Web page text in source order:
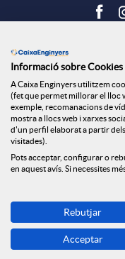
r
x
e
s
S
o
c
i
o
n
a
l
a
d
©
Informació sobre Cookies
A Caixa Enginyers utilitzem
(fet que permet millorar el lloc
exemple, recomanacions de
mostra a llocs web i xarxes
d'un perfil elaborat a partir
visitades).
Pots acceptar, configurar o
en aquest avís. Si necessites
Rebutjar
Acceptar